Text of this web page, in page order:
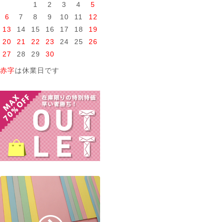
1
2 3 4
5
6
7 8 9 10 11
12
13
14 15 16 17 18
19
20
21 22 23 24 25
26
27
28 29 30
赤字は休業日です